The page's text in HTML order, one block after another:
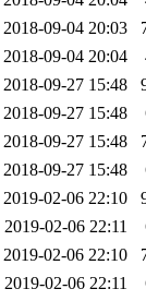
2018-09-04 20:03
2018-09-04 20:04
2018-09-27 15:48
2018-09-27 15:48
2018-09-27 15:48
2018-09-27 15:48
2019-02-06 22:10
2019-02-06 22:11
2019-02-06 22:10
2019-02-06 22:11